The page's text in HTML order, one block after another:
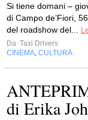
Si tiene domani –
di Campo de’Fiori,
del roadshow del...
Da Taxi Drivers
CINEMA CULTURA
di Erika